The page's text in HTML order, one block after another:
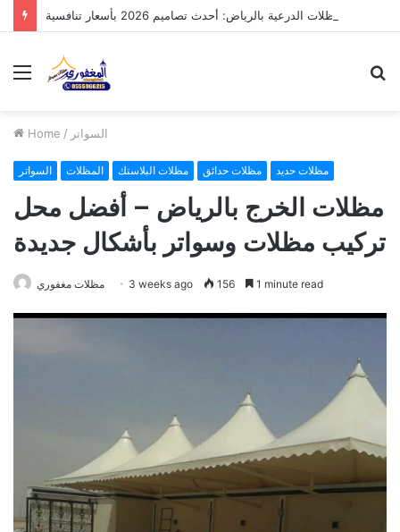
مظلات الدرعية بالرياض: أحدث تصاميم 2026 بأسعار تنافسية
Menu
Home / السواتر
السواتر المظلات مظلات البلاستك مظلات حدائق مظلات حديد
مظلات الخرج بالرياض – أفضل محل
تركيب مظلات وسواتر بأشكال جديدة
مظلات مغفوري 3 weeks ago 156 1 minute read